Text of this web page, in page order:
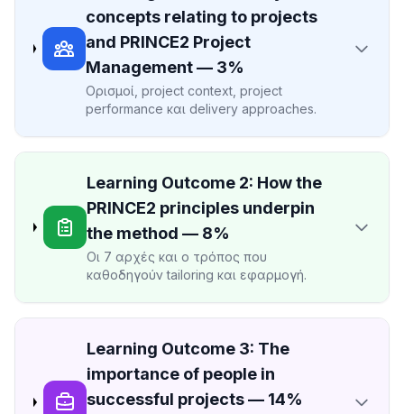
concepts relating to projects
and PRINCE2 Project
Management — 3%
Ορισμοί, project context, project
performance και delivery approaches.
Learning Outcome 2: How the
PRINCE2 principles underpin
the method — 8%
Οι 7 αρχές και ο τρόπος που
καθοδηγούν tailoring και εφαρμογή.
Learning Outcome 3: The
importance of people in
successful projects — 14%